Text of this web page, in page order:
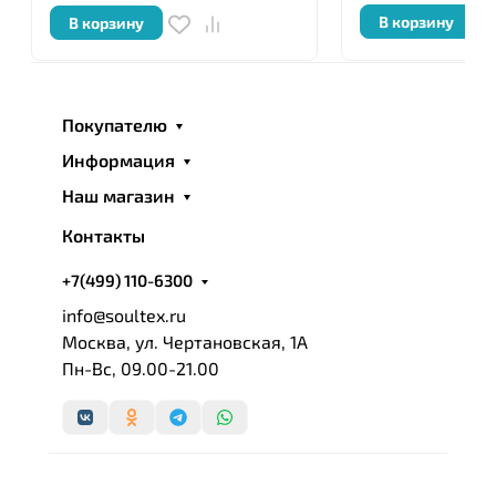
помощью специальной обработки тканей Microban,
свойства, и помогает сохранить изначальный вид
изделия до 50 стирок. Помимо хлопка бренд
материалы – волокно бамбука и кашемир.
В корзину В корзину
Покупателю
Информация
Наш магазин
Контакты
+7(499) 110-6300
info@soultex.ru
Москва, ул. Чертановская, 1А
Пн-Вс, 09.00-21.00